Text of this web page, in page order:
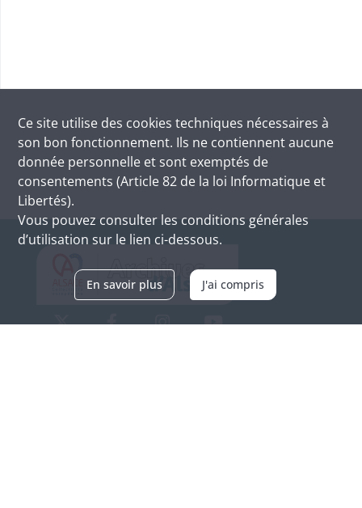
Ce site utilise des cookies techniques nécessaires à
son bon fonctionnement. Ils ne contiennent aucune
donnée personnelle et sont exemptés de
consentements (Article 82 de la loi Informatique et
Libertés).
Vous pouvez consulter les conditions générales
d’utilisation sur le lien ci-dessous.
En savoir plus J'ai compris